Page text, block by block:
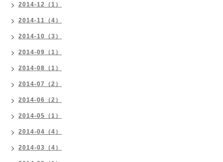
2014-12（1）
2014-11（4）
2014-10（3）
2014-09（1）
2014-08（1）
2014-07（2）
2014-06（2）
2014-05（1）
2014-04（4）
2014-03（4）